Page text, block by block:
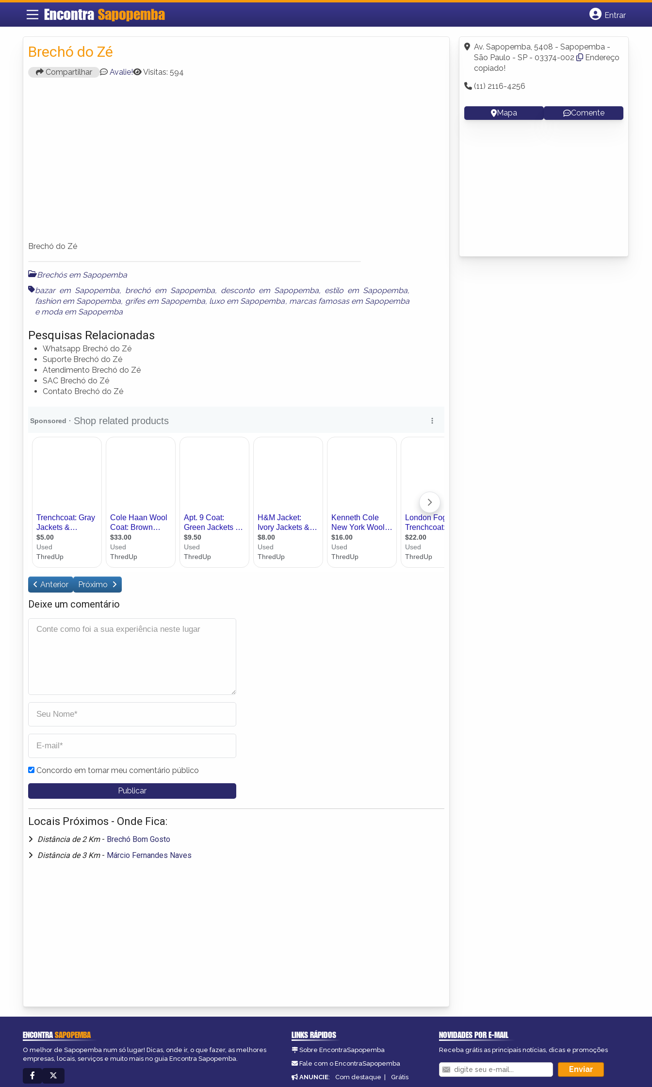
Encontra Sapopemba
Entrar
Fazer login
Criar conta
Brechó do Zé
Compartilhar Avalie! Visitas: 594
Brechó do Zé
Brechós em Sapopemba
bazar em Sapopemba, brechó em Sapopemba, desconto em Sapopemba, estilo em Sapopemba,
fashion em Sapopemba, grifes em Sapopemba, luxo em Sapopemba, marcas famosas em Sapopemba
e moda em Sapopemba
Pesquisas Relacionadas
Whatsapp Brechó do Zé
Suporte Brechó do Zé
Atendimento Brechó do Zé
SAC Brechó do Zé
Contato Brechó do Zé
Anterior Próximo
Deixe um comentário
Concordo em tornar meu comentário público
Locais Próximos - Onde Fica:
Distância de 2 Km - Brechó Bom Gosto
Distância de 3 Km - Márcio Fernandes Naves
Av. Sapopemba, 5408 - Sapopemba -
São Paulo - SP - 03374-002
Endereço
copiado!
(11) 2116-4256
Mapa Comente
ENCONTRASAPOPEMBA
O melhor de Sapopemba num só lugar! Dicas, onde ir, o que fazer, as melhores
empresas, locais, serviços e muito mais no guia Encontra Sapopemba.
LINKS RÁPIDOS
Sobre EncontraSapopemba
Fale com o EncontraSapopemba
ANUNCIE: Com destaque | Grátis
NOVIDADES POR E-MAIL
Receba grátis as principais notícias, dicas e promoções